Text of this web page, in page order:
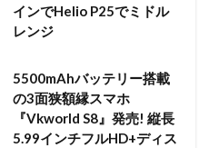
インでHelio P25でミドル
レンジ
5500mAhバッテリー搭載
の3面狭額縁スマホ
『Vkworld S8』発売! 縦長
5.99インチフルHD+ディス